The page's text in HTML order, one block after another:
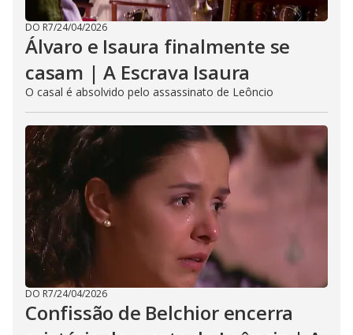
DO R7/24/04/2026
Álvaro e Isaura finalmente se
casam | A Escrava Isaura
O casal é absolvido pelo assassinato de Leôncio
DO R7/24/04/2026
Confissão de Belchior encerra